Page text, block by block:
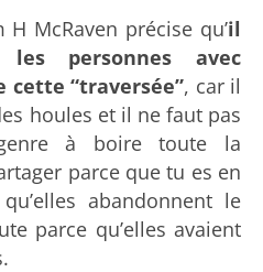
McRaven précise qu’il
personnes avec
cette “traversée”, car il
houles et il ne faut pas
à boire toute la
parce que tu es en
abandonnent le
parce qu’elles avaient